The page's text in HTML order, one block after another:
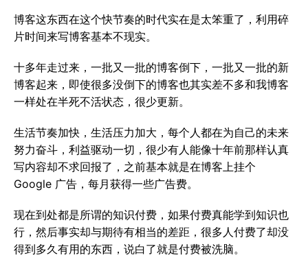
博客这东西在这个快节奏的时代实在是太笨重了，利用碎
片时间来写博客基本不现实。
十多年走过来，一批又一批的博客倒下，一批又一批的新
博客起来，即使很多没倒下的博客也其实差不多和我博客
一样处在半死不活状态，很少更新。
生活节奏加快，生活压力加大，每个人都在为自己的未来
努力奋斗，利益驱动一切，很少有人能像十年前那样认真
写内容却不求回报了，之前基本就是在博客上挂个
Google 广告，每月获得一些广告费。
现在到处都是所谓的知识付费，如果付费真能学到知识也
行，然后事实却与期待有相当的差距，很多人付费了却没
得到多久有用的东西，说白了就是付费被洗脑。